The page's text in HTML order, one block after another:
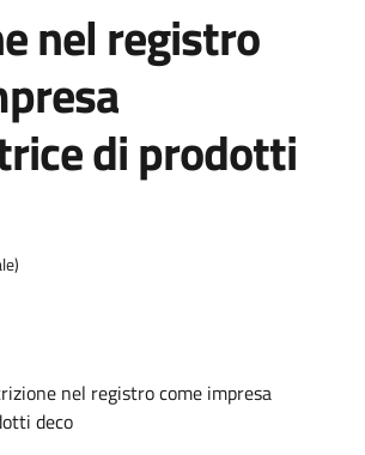
nel registro
di prodotti
nel registro come impresa
deco